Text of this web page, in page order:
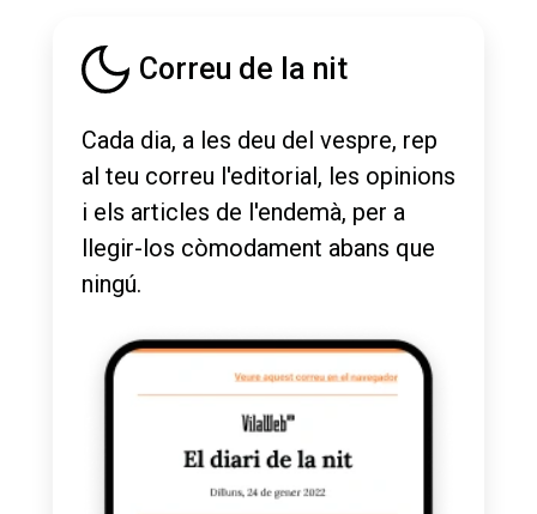
Correu de la nit
Cada dia, a les deu del vespre, rep
al teu correu l'editorial, les opinions
i els articles de l'endemà, per a
llegir-los còmodament abans que
ningú.